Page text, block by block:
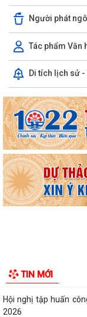
Người phát
Tác phẩm Văn
Di tích lịch sử -
TIN MỚI
UBND phường triển
lọc miễn phí cho người
Ban đại diện Hội
Kiến An tổ chức phiên
TỪ NGÀY 08/8/2026:
giữa năm 2026 HĐND
Hội nghị tập huấn
2026